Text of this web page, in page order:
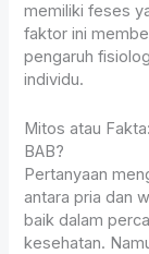
memiliki feses
faktor ini
pengaruh
individu.
Mitos atau
BAB?
Pertanyaan
antara pria dan
baik dalam
kesehatan.